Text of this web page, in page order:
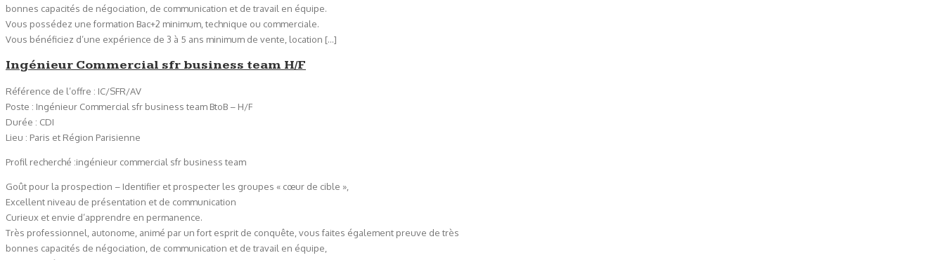
bonnes capacités de négociation, de communication et de travail en équipe.
Vous possédez une formation Bac+2 minimum, technique ou commerciale.
Vous bénéficiez d’une expérience de 3 à 5 ans minimum de vente, location […]
Ingénieur Commercial sfr business team H/F
Référence de l’offre : IC/SFR/AV
Poste : Ingénieur Commercial sfr business team BtoB – H/F
Durée : CDI
Lieu : Paris et Région Parisienne
Profil recherché :ingénieur commercial sfr business team
Goût pour la prospection – Identifier et prospecter les groupes « cœur de cible »,
Excellent niveau de présentation et de communication
Curieux et envie d’apprendre en permanence.
Très professionnel, autonome, animé par un fort esprit de conquête, vous faites également preuve de très
bonnes capacités de négociation, de communication et de travail en équipe,